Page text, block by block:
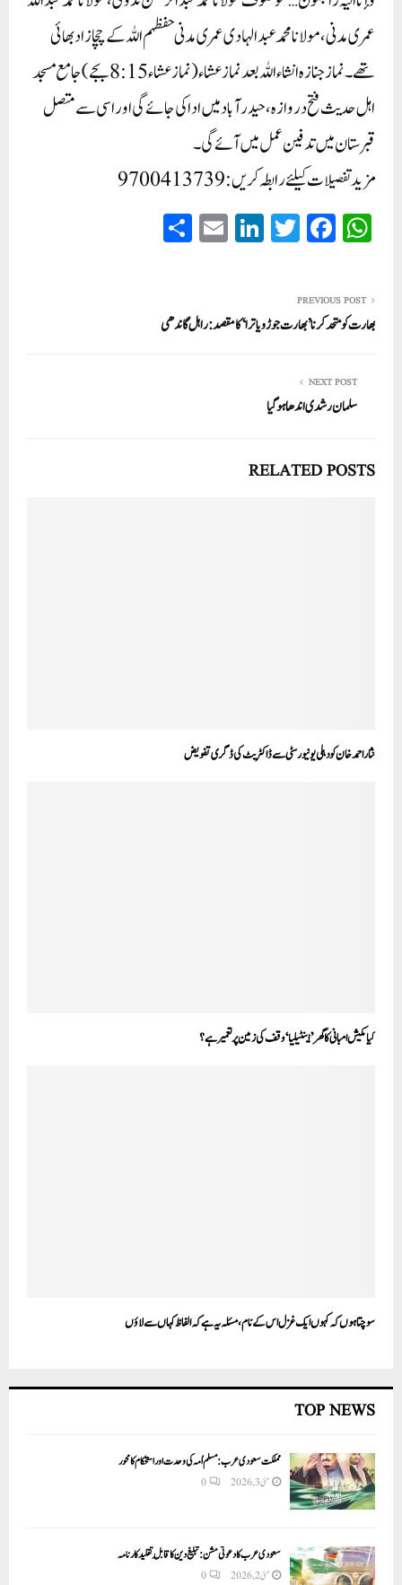
عمری مدنی، مولانا محمد عبدالہادی عمری مدنی حفظہم اللہ کے چچازاد بھائی
تھے۔ نماز جنازہ انشاء اللہ بعد نماز عشاء (نماز عشاء 8:15بجے)جامع مسجد
اہل حدیث فتح دروازہ، حیدرآباد میں ادا کی جائے گی اور اسی سے متصل
قبرستان میں تدفین عمل میں آئے گی۔
مزید تفصیلات کیلئے رابطہ کریں: 9700413739
W
ha
A
pp
Fa
ce
ok
T
wi
r
Li
nk
In
E
m
PREVIOUS POST
بھارت کو متحد کرنا ’بھارت جوڑو یاترا‘ کا مقصد:راہل گاندھی
NEXT POST
سلمان رشدی اندھا ہوگیا
RELATED POSTS
نثاراحمد خان کو دہلی یونیورسٹی سے ڈاکٹریٹ کی ڈگری تفویض
کیا مکیش امبانی کا گھر ’اینٹیلیا‘ وقف کی زمین پر تعمیر ہے؟
سوچتا ہوں کہ کہوں ایک غزل اس کے نام، مسئلہ یہ ہے کہ الفاظ کہاں سے لاؤں
TOP NEWS
مملکت سعودی عرب: مسلم اُمہ کی وحدت اور استحکام کا محور
مئی 3, 2026 0
سعودی عرب کا دعوتی مشن: تبلیغ دین کا قابلِ تقلید کارنامہ
مئی 2, 2026 0